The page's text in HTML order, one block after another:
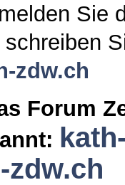
Sie
zdw.ch
Forum